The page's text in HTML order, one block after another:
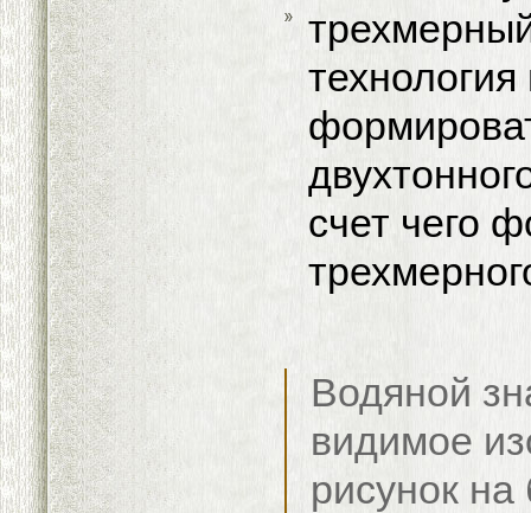
счет чего
Водяной
видимое
рисунок на